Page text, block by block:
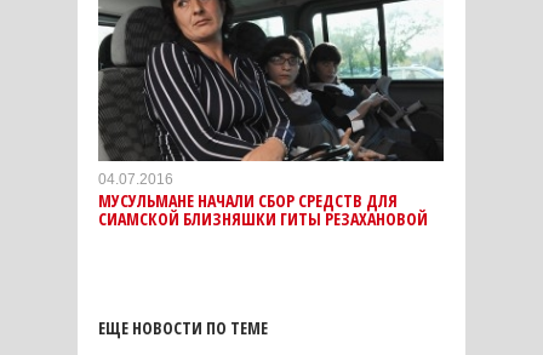
04.07.2016
МУСУЛЬМАНЕ НАЧАЛИ СБОР СРЕДСТВ ДЛЯ
СИАМСКОЙ БЛИЗНЯШКИ ГИТЫ РЕЗАХАНОВОЙ
ЕЩЕ НОВОСТИ ПО ТЕМЕ